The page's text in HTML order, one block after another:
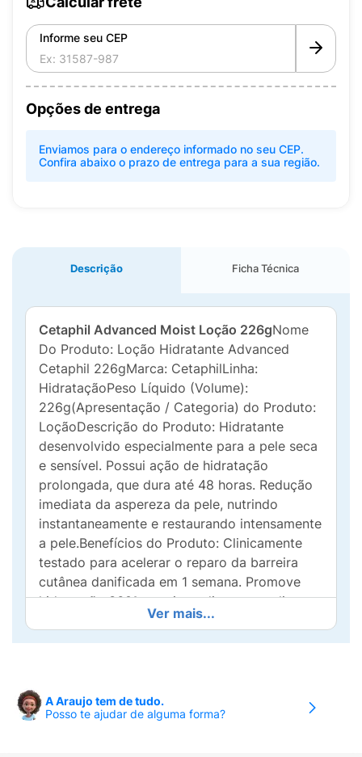
Informe seu CEP
Opções de entrega
Enviamos para o endereço informado no seu CEP.
Confira abaixo o prazo de entrega para a sua região.
Descrição Ficha Técnica
Cetaphil Advanced Moist Loção 226gNome
Do Produto: Loção Hidratante Advanced
Cetaphil 226gMarca: CetaphilLinha:
HidrataçãoPeso Líquido (Volume):
226g(Apresentação / Categoria) do Produto:
LoçãoDescrição do Produto: Hidratante
desenvolvido especialmente para a pele seca
e sensível. Possui ação de hidratação
prolongada, que dura até 48 horas. Redução
imediata da aspereza da pele, nutrindo
instantaneamente e restaurando intensamente
a pele.Benefícios do Produto: Clinicamente
testado para acelerar o reparo da barreira
cutânea danificada em 1 semana. Promove
hidratação 360º com ingredientes emolientes,
oclusivos e umectantes.Uso específico do
Produto: Pele seca e sensível.Local de
hidratação.Advertências: Este produto foi
formulado de maneira a minimizar possível
Ver mais...
A Araujo tem de tudo.
Posso te ajudar de alguma forma?